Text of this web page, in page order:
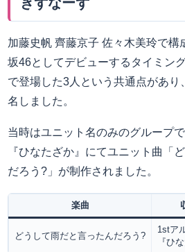
加藤史帆 齊藤京子 佐々木美玲で構
坂46としてデビューするタイミン
で登場した3人という共通点があり
名しました。
当時はユニット名のみのグループ
『ひなたざか』にてユニット曲「
だろう?」が制作されました。
楽曲
どうして雨だと言ったんだろう?
1stア
『ひ